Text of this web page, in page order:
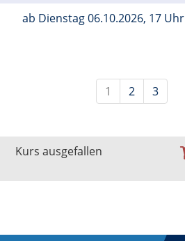
ab Dienstag 06.10.2026, 17 Uhr
1 2 3
Kurs ausgefallen